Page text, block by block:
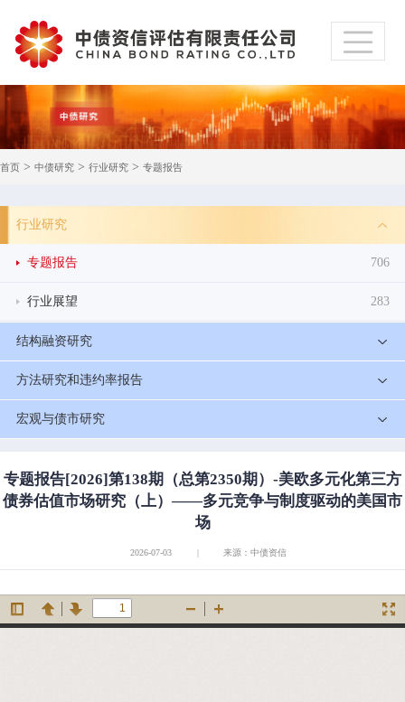
首页 > 中债研究 > 行业研究 > 专题报告
行业研究
专题报告 706
行业展望 283
结构融资研究
方法研究和违约率报告
宏观与债市研究
专题报告[2026]第138期（总第2350期）-美欧多元化第三方
债券估值市场研究（上）——多元竞争与制度驱动的美国市
场
2026-07-03 | 来源：中债资信